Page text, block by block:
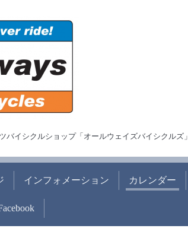
バイシクルショップ「オールウェイズバイシクルズ」
インフォメーション カレンダー